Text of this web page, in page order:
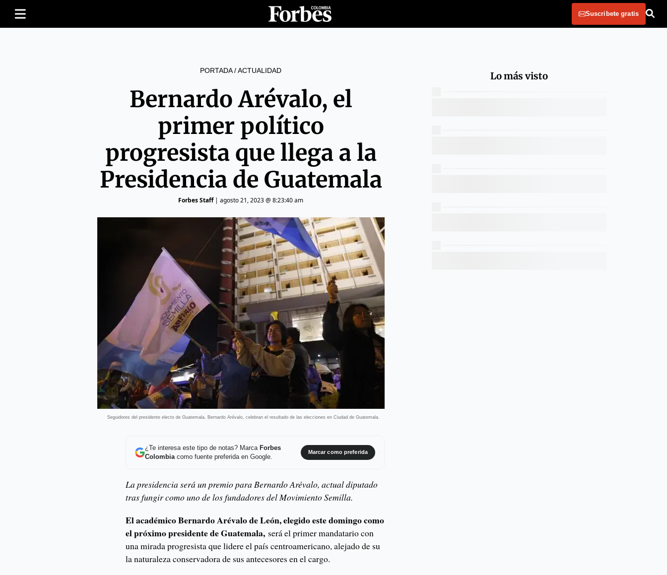
Suscribete gratis
PORTADA/ACTUALIDAD
Bernardo Arévalo, el
primer político
progresista que llega a la
Presidencia de Guatemala
Forbes Staff| agosto 21, 2023 @ 8:23:40 am
Seguidores del presidente electo de Guatemala, Bernardo Arévalo, celebran el resultado de las elecciones en Ciudad de Guatemala.
¿Te interesa este tipo de notas? Marca Forbes
Colombiacomo fuente preferida en Google.
Marcar como preferida
La presidencia será un premio para Bernardo Arévalo, actual diputado
tras fungir como uno de los fundadores del Movimiento Semilla.
El académico Bernardo Arévalo de León, elegido este domingo como
el próximo presidente de Guatemala, será el primer mandatario con
una mirada progresista que lidere el país centroamericano, alejado de su
la naturaleza conservadora de sus antecesores en el cargo.
Lo más visto